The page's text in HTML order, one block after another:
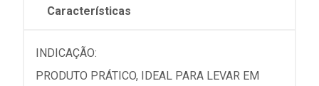
Características
INDICAÇÃO:
PRODUTO PRÁTICO, IDEAL PARA LEVAR EM